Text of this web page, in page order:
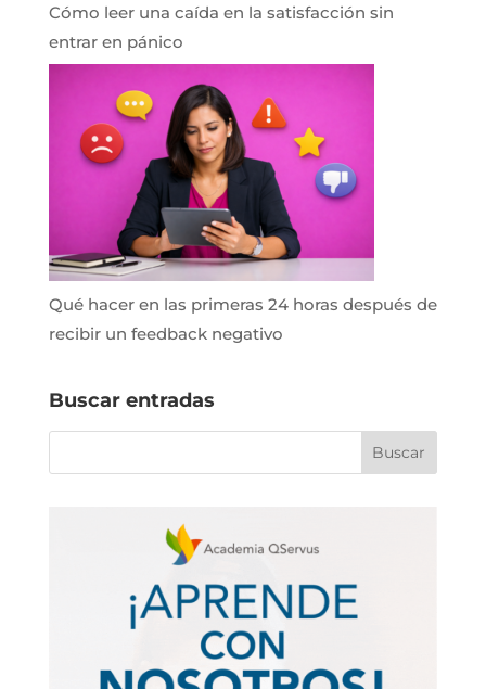
Cómo leer una caída en la satisfacción sin
entrar en pánico
Qué hacer en las primeras 24 horas después de
recibir un feedback negativo
Buscar entradas